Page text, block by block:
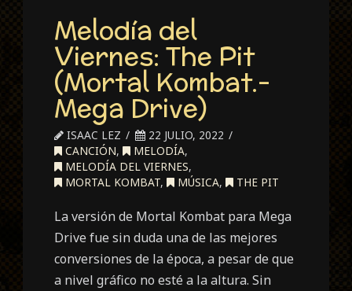
Melodía del
Viernes: The Pit
(Mortal Kombat.-
Mega Drive)
ISAAC LEZ
22 JULIO, 2022
CANCIÓN, MELODÍA,
MELODÍA DEL VIERNES,
MORTAL KOMBAT, MÚSICA, THE PIT
La versión de Mortal Kombat para Mega
Drive fue sin duda una de las mejores
conversiones de la época, a pesar de que
a nivel gráfico no esté a la altura. Sin